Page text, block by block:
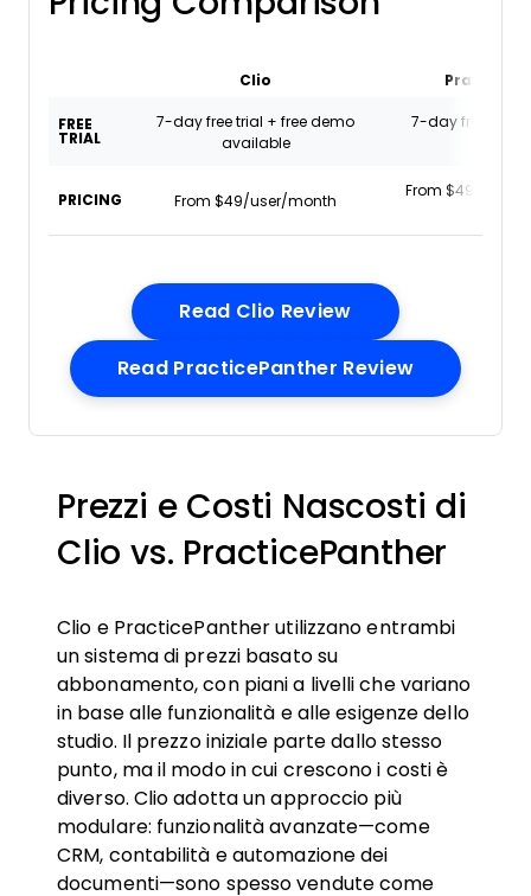
Clio
FREE
TRIAL
7-day free trial + free demo
available
7-day free trial
PRICING From $49/user/month
From $49/user/
Read Clio ReviewOpens New
Read PracticePanther ReviewOpens
Prezzi e Costi Nascosti di
Clio vs. PracticePanther
Clio e PracticePanther utilizzano entrambi
un sistema di prezzi basato su
abbonamento, con piani a livelli che variano
in base alle funzionalità e alle esigenze dello
studio. Il prezzo iniziale parte dallo stesso
punto, ma il modo in cui crescono i costi è
diverso. Clio adotta un approccio più
modulare: funzionalità avanzate—come
CRM, contabilità e automazione dei
documenti—sono spesso vendute come